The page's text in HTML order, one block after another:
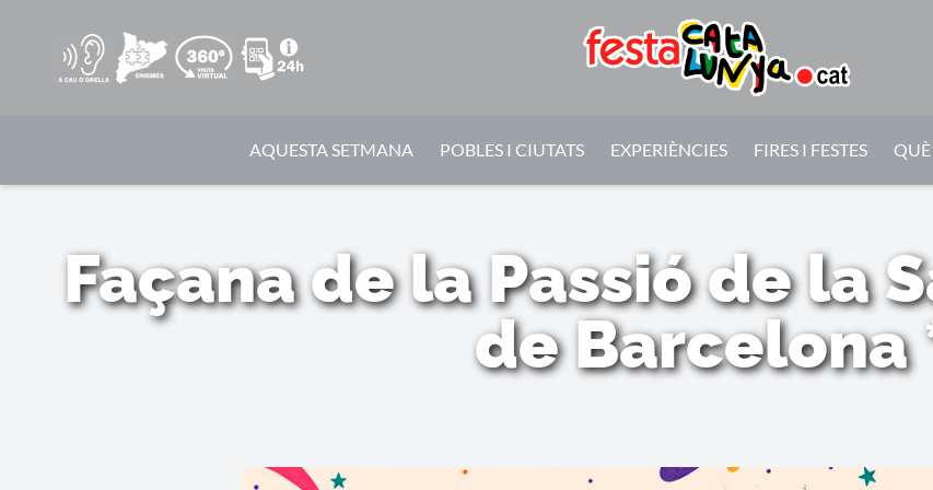
AQUESTA SETMANA POBLES I CIUTATS EXPERIÈNCIES FIRES I FESTES QUÈ
Façana de la Passió de la
de Barcelona